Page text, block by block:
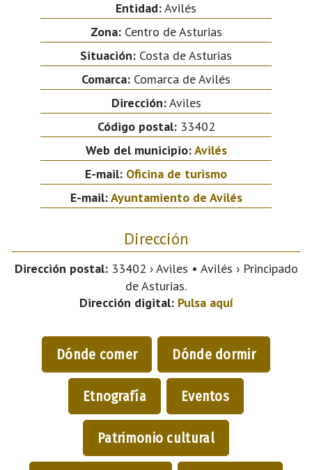
Entidad:Avilés
Zona:Centro de Asturias
Situación: Costa de Asturias
Comarca: Comarca de Avilés
Dirección:Aviles
Código postal:33402
Web del municipio:Avilés
E-mail: Oficina de turismo
E-mail:Ayuntamiento de Avilés
Dirección
Dirección postal:33402 › Aviles • Avilés › Principado
de Asturias.
Dirección digital: Pulsa aquí
Dónde comer Dónde dormir
Etnografía Eventos
Patrimonio cultural